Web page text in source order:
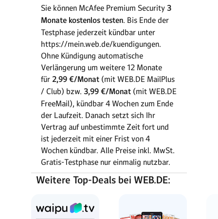
Sie können McAfee Premium Security 3
Monate kostenlos testen. Bis Ende der
Testphase jederzeit kündbar unter
https://mein.web.de/kuendigungen.
Ohne Kündigung automatische
Verlängerung um weitere 12 Monate
für 2,99 €/Monat (mit WEB.DE MailPlus
/ Club) bzw. 3,99 €/Monat (mit WEB.DE
FreeMail), kündbar 4 Wochen zum Ende
der Laufzeit. Danach setzt sich Ihr
Vertrag auf unbestimmte Zeit fort und
ist jederzeit mit einer Frist von 4
Wochen kündbar. Alle Preise inkl. MwSt.
Gratis-Testphase nur einmalig nutzbar.
Weitere Top-Deals bei WEB.DE: